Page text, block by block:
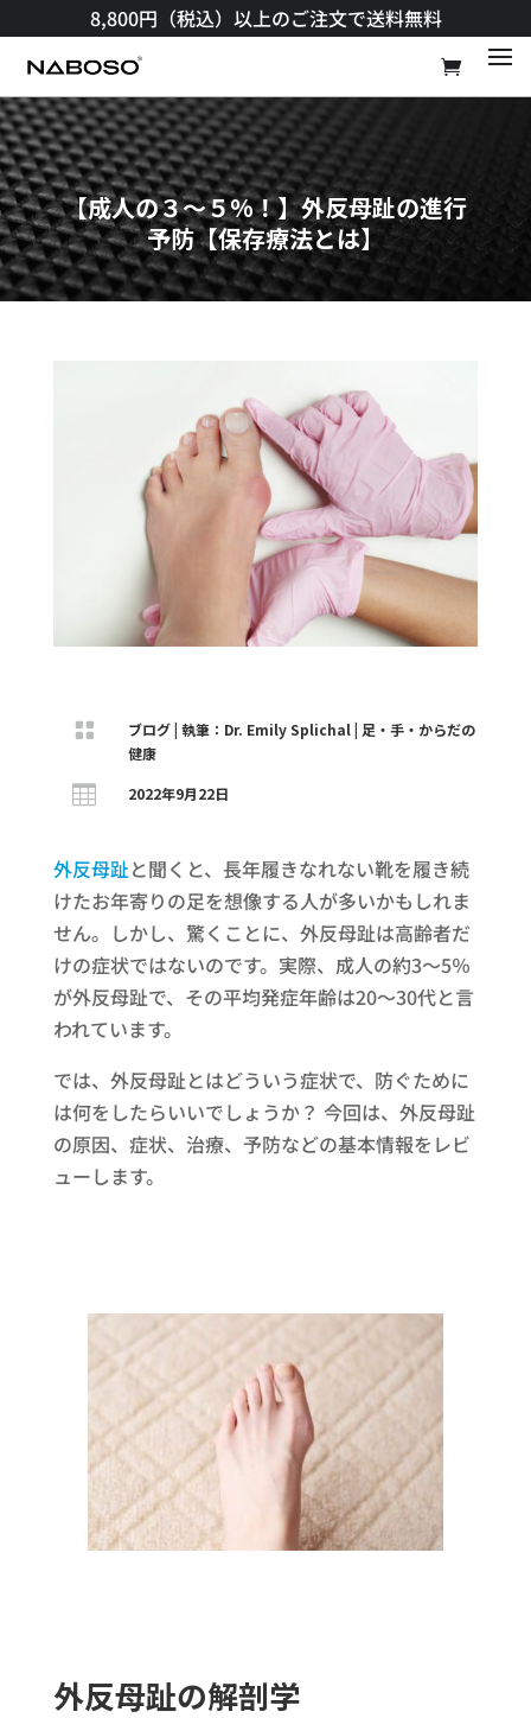
8,800円（税込）以上のご注文で送料無料​
【成人の３～５%！】外反母趾の進行
予防【保存療法とは】
 ブログ| 執筆：Dr. Emily Splichal| 足・手・からだの
健康
 2022年9月22日
外反母趾と聞くと、長年履きなれない靴を履き続
けたお年寄りの足を想像する人が多いかもしれま
せん。しかし、驚くことに、外反母趾は高齢者だ
けの症状ではないのです。実際、成人の約3～5％
が外反母趾で、その平均発症年齢は20～30代と言
われています。
では、外反母趾とはどういう症状で、防ぐために
は何をしたらいいでしょうか？ 今回は、外反母趾
の原因、症状、治療、予防などの基本情報をレビ
ューします。
外反母趾の解剖学